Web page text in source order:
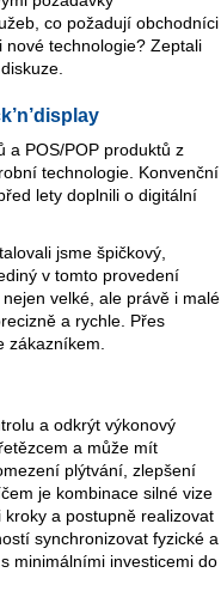
co požadují obchodníci
technologie? Zeptali
a POS/POP produktů z
technologie. Konvenční
lety doplnili o digitální
jsme špičkový,
v tomto provedení
velké, ale právě i malé
a rychle. Přes
a odkrýt výkonový
a může mít
plýtvání, zlepšení
je kombinace silné vize
a postupně realizovat
synchronizovat fyzické a
minimálními investicemi do